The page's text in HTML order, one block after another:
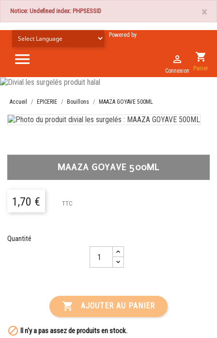
×
Notice: Undefined index: PHPSESSID
Powered by
 shopping_cart
Panier

Connexion
Accueil EPICERIE Bouillons MAAZA GOYAVE 500ML
MAAZA GOYAVE 500ML
1,70 € TTC
Quantité
 AJOUTER AU PANIER
 Il n'y a pas assez de produits en stock.